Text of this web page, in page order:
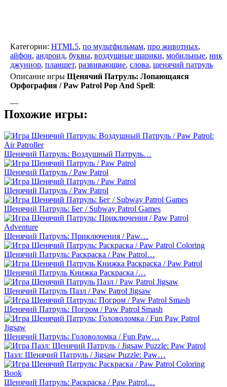
Категории: HTML5, по мультфильмам, про животных,
айфон, андроид, буквы, воздушные шарики, мобильные, ник
джуниор, планшет, развивающие, слова, щенячий патруль
Описание игры Щенячий Патруль: Лопающаяся
Орфография / Paw Patrol Pop And Spell:
—
Похожие игры:
Щенячий Патруль: Воздушный Патруль…
Щенячий Патруль / Paw Patrol
Щенячий Патруль / Paw Patrol
Щенячий Патруль: Бег / Subway Patrol Games
Щенячий Патруль: Приключения / Paw…
Щенячий Патруль: Раскраска / Paw Patrol…
Щенячий Патруль Книжка Раскраска /…
Щенячий Патруль Пазл / Paw Patrol Jigsaw
Щенячий Патруль: Погром / Paw Patrol Smash
Щенячий Патруль: Головоломка / Fun Paw…
Пазл: Щенячий Патруль / Jigsaw Puzzle: Paw…
Щенячий Патруль: Раскраска / Paw Patrol…